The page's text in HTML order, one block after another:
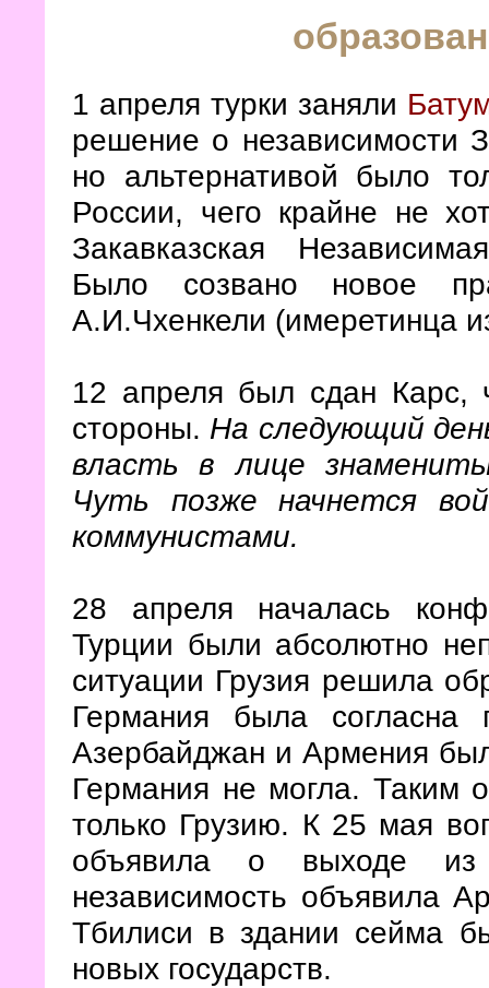
1 апреля турки заняли
решение о независимости
но альтернативой было
России, чего крайне не
Закавказская
Было созвано новое
А.И.Чхенкели (имеретинца
12 апреля был сдан Карс,
стороны. На следующий
власть в лице
Чуть позже начнется
коммунистами.
28 апреля началась
Турции были абсолютно
ситуации Грузия решила
Германия была согласна
Азербайджан и Армения
Германия не могла. Таким
только Грузию. К 25 мая
объявила о выходе
независимость объявила
Тбилиси в здании сейма
новых государств.